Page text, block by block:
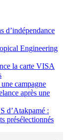
d’indépendance
Engineering
la carte VISA
campagne
après une
d’Atakpamé :
présélectionnés